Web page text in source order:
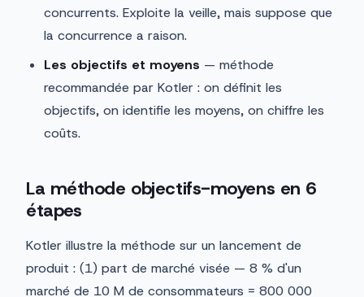
concurrents. Exploite la veille, mais suppose que
la concurrence a raison.
Les objectifs et moyens — méthode
recommandée par Kotler : on définit les
objectifs, on identifie les moyens, on chiffre les
coûts.
La méthode objectifs-moyens en 6
étapes
Kotler illustre la méthode sur un lancement de
produit : (1) part de marché visée — 8 % d'un
marché de 10 M de consommateurs = 800 000